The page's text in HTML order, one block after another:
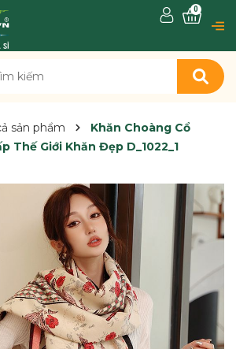
0
sản phẩm
Khăn Choàng Cổ
Thế Giới Khăn Đẹp D_1022_1